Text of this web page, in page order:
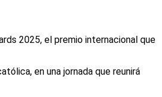
2025, el premio internacional que
en una jornada que reunirá